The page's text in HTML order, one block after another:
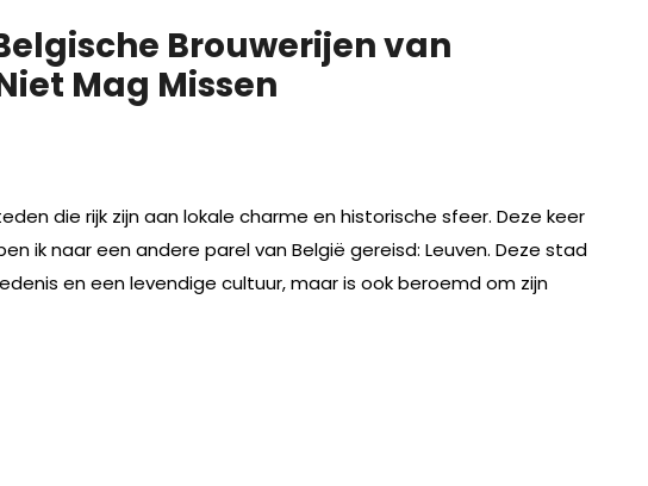
Brouwerijen van
Mag Missen
die rijk zijn aan lokale charme en historische sfeer. Deze keer
ik naar een andere parel van België gereisd: Leuven. Deze stad
en een levendige cultuur, maar is ook beroemd om zijn